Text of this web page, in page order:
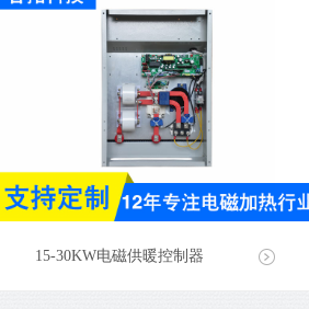
15-30KW电磁供暖控制器